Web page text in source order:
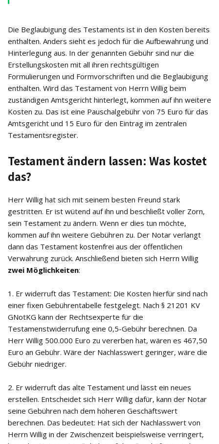
Die Beglaubigung des Testaments ist in den Kosten bereits
enthalten. Anders sieht es jedoch für die Aufbewahrung und
Hinterlegung aus. In der genannten Gebühr sind nur die
Erstellungskosten mit all ihren rechtsgültigen
Formulierungen und Formvorschriften und die Beglaubigung
enthalten. Wird das Testament von Herrn Willig beim
zuständigen Amtsgericht hinterlegt, kommen auf ihn weitere
Kosten zu. Das ist eine Pauschalgebühr von 75 Euro für das
Amtsgericht und 15 Euro für den Eintrag im zentralen
Testamentsregister.
Testament ändern lassen: Was kostet
das?
Herr Willig hat sich mit seinem besten Freund stark
gestritten. Er ist wütend auf ihn und beschließt voller Zorn,
sein Testament zu ändern. Wenn er dies tun möchte,
kommen auf ihn weitere Gebühren zu. Der Notar verlangt
dann das Testament kostenfrei aus der öffentlichen
Verwahrung zurück. Anschließend bieten sich Herrn Willig
zwei Möglichkeiten:
1. Er widerruft das Testament: Die Kosten hierfür sind nach
einer fixen Gebührentabelle festgelegt. Nach § 21201 KV
GNotKG kann der Rechtsexperte für die
Testamenstwiderrufung eine 0,5-Gebühr berechnen. Da
Herr Willig 500.000 Euro zu vererben hat, wären es 467,50
Euro an Gebühr. Wäre der Nachlasswert geringer, wäre die
Gebühr niedriger.
2. Er widerruft das alte Testament und lässt ein neues
erstellen. Entscheidet sich Herr Willig dafür, kann der Notar
seine Gebühren nach dem höheren Geschäftswert
berechnen. Das bedeutet: Hat sich der Nachlasswert von
Herrn Willig in der Zwischenzeit beispielsweise verringert,